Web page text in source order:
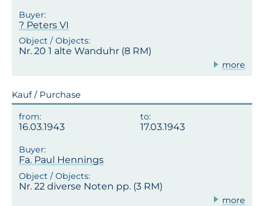
? Peters VI
Nr. 20 1 alte Wanduhr (8 RM)
more
Kauf / Purchase
16.03.1943 17.03.1943
Fa. Paul Hennings
Nr. 22 diverse Noten pp. (3 RM)
more